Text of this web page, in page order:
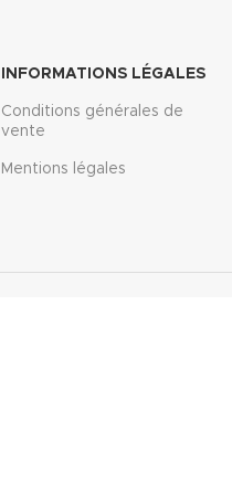
INFORMATIONS LÉGALES
Conditions générales de
vente
Mentions légales